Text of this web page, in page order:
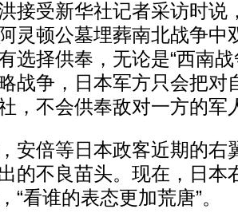
受新华社记者采访时说
灵顿公墓埋葬南北战争中
选择供奉，无论是“西南
战争，日本军方只会把对
，不会供奉敌对一方的军
倍等日本政客近期的右
的不良苗头。现在，日本
“看谁的表态更加荒唐”。